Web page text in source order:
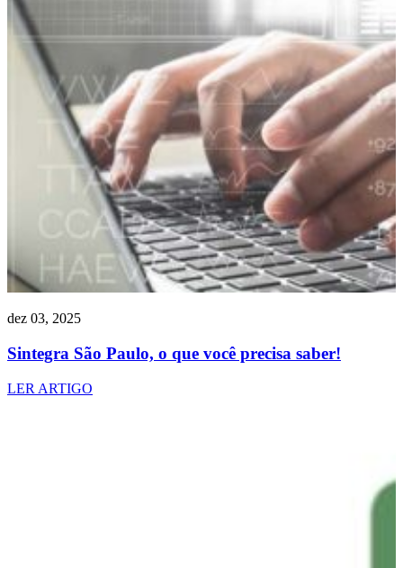
dez 03, 2025
Sintegra São Paulo, o que você precisa saber!
LER ARTIGO